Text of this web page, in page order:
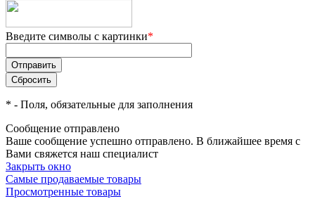
Введите символы с картинки*
* - Поля, обязательные для заполнения
Сообщение отправлено
Ваше сообщение успешно отправлено. В ближайшее время с
Вами свяжется наш специалист
Закрыть окно
Самые продаваемые товары
Просмотренные товары